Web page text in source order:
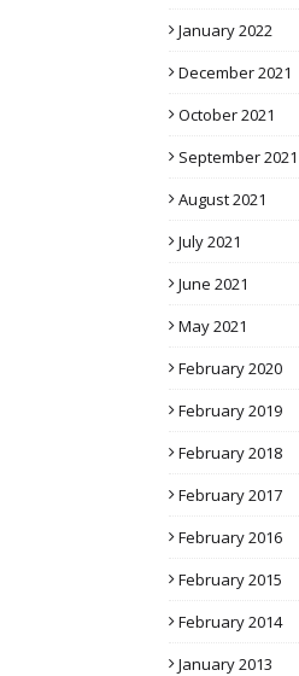
January 2022
December 2021
October 2021
September 2021
August 2021
July 2021
June 2021
May 2021
February 2020
February 2019
February 2018
February 2017
February 2016
February 2015
February 2014
January 2013